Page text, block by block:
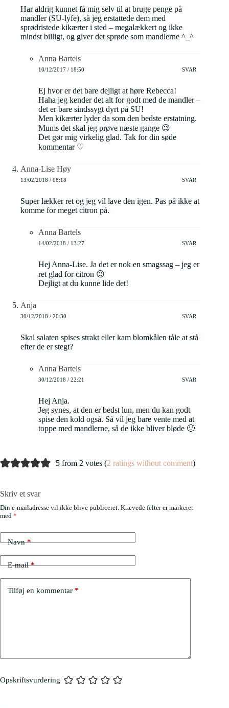
Har aldrig kunnet få mig selv til at bruge penge på
mandler (SU-lyfe), så jeg erstattede dem med
sprødristede kikærter i sted – megalækkert og ikke
mindst billigt, og giver det sprøde som mandlerne ^_^
Anna Bartels
10/12/2017 / 18:50 SVAR
Ej hvor er det bare dejligt at høre Rebecca!
Haha jeg kender det alt for godt med de mandler –
det er bare sindssygt dyrt på SU!
Men kikærter lyder da som den bedste erstatning.
Mums det skal jeg prøve næste gange 😉
Det gør mig virkelig glad. Tak for din søde
kommentar ♡
Anna-Lise Høy
13/02/2018 / 08:18 SVAR
Super lækker ret og jeg vil lave den igen. Pas på ikke at
komme for meget citron på.
Anna Bartels
14/02/2018 / 13:27 SVAR
Hej Anna-Lise. Ja det er nok en smagssag – jeg er
ret glad for citron 😉
Dejligt at du kunne lide det!
Anja
30/12/2018 / 20:30 SVAR
Skal salaten spises strakt eller kam blomkålen tåle at stå
efter de er stegt?
Anna Bartels
30/12/2018 / 22:21 SVAR
Hej Anja.
Jeg synes, at den er bedst lun, men du kan godt
spise den kold også. Så vil jeg bare vente med at
toppe med mandlerne, så de ikke bliver bløde 🙂
5 from 2 votes (2 ratings without comment)
Skriv et svar
Din e-mailadresse vil ikke blive publiceret. Krævede felter er markeret
med *
Navn*
E-mail*
Tilføj en kommentar *
Opskriftsvurdering